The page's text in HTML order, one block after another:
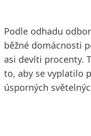
Podle odhadu
běžné domácnosti
asi devíti procenty.
to, aby se vyplatilo
úsporných